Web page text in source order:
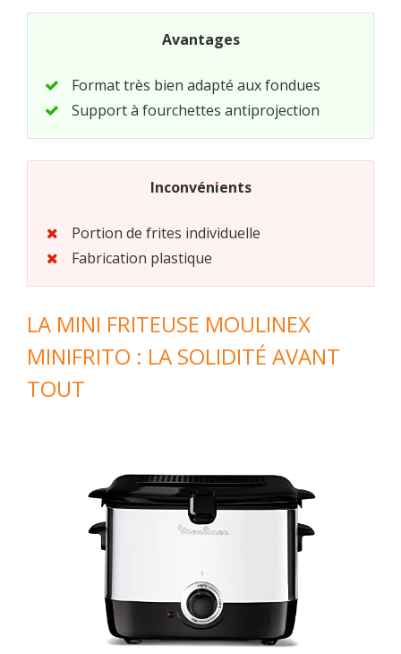
Avantages
Format très bien adapté aux fondues
Support à fourchettes antiprojection
Inconvénients
Portion de frites individuelle
Fabrication plastique
LA MINI FRITEUSE MOULINEX
MINIFRITO : LA SOLIDITÉ AVANT
TOUT